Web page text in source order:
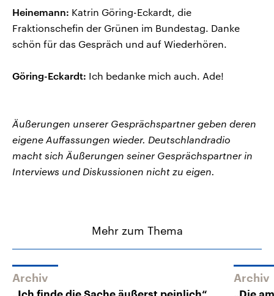
Heinemann: Katrin Göring-Eckardt, die
Fraktionschefin der Grünen im Bundestag. Danke
schön für das Gespräch und auf Wiederhören.
Göring-Eckardt: Ich bedanke mich auch. Ade!
Äußerungen unserer Gesprächspartner geben deren
eigene Auffassungen wieder. Deutschlandradio
macht sich Äußerungen seiner Gesprächspartner in
Interviews und Diskussionen nicht zu eigen.
Mehr zum Thema
Archiv Archiv